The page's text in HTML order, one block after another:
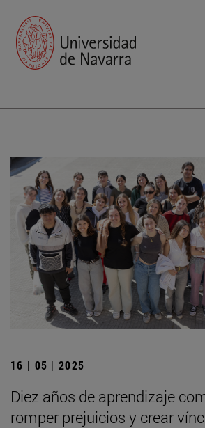
16 | 05 | 2025
Diez años de aprendizaje
romper prejuicios y crear